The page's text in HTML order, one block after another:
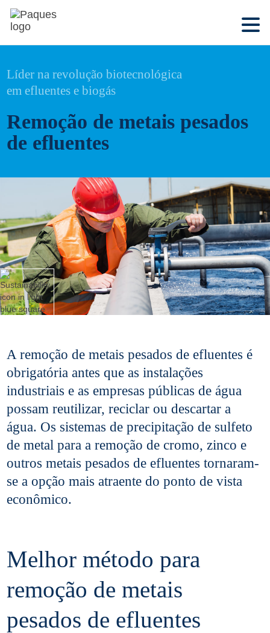
Líder na revolução biotecnológica
em efluentes e biogás
Remoção de metais pesados
de efluentes
A remoção de metais pesados de efluentes é
obrigatória antes que as instalações
industriais e as empresas públicas de água
possam reutilizar, reciclar ou descartar a
água. Os sistemas de precipitação de sulfeto
de metal para a remoção de cromo, zinco e
outros metais pesados de efluentes tornaram-
se a opção mais atraente do ponto de vista
econômico.
Melhor método para
remoção de metais
pesados de efluentes